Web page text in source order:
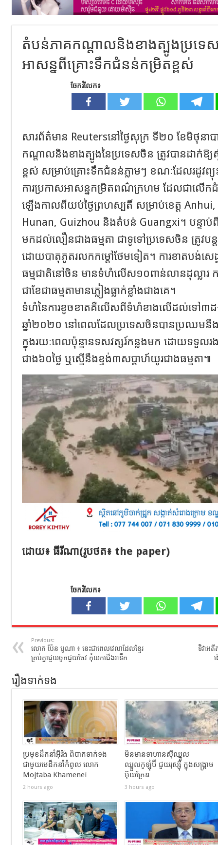
តំបន់ភាគកណ្តាលនិងខាងត្បូងប្រទេ
អាសន្នពីគ្រោះទឹកជំនន់កម្រិតខ្ពស់
ចែករំលែក៖
សារព័ត៌មាន Reutersនៅថ្ងៃសុក្រ ទី២០ ខែមិថុនា
កណ្តាលនិងខាងត្បូងនៃប្រទេសចិន ត្រូវបានដាក់ឱ្យ
ខ្ពស់ សម្រាប់គ្រោះទឹកជំនន់ភ្លាមៗ ខណៈដែលរដូ
ការប្រកាសអាសន្នកម្រិតពណ៌ក្រហម ដែលជាលើកដំបូង
ឡើងកាលពីយប់ថ្ងៃព្រហស្បតិ៍ សម្រាប់ខេត្ត
Hunan, Guizhou និងតំបន់ Guangxi។ បន្ទាប់ពី
មកដល់លឿនជាងធម្មតា ជាទូទៅប្រទេសចិន ត្រូវបន្
ដោយបាតុភូតរលកកម្តៅថែមទៀត។ ការខាតបង់សេដ្
ធម្មជាតិនៅចិន មានទំហំលើស១០ពាន់លានដុល្លារ ក
ជាខែជាធម្មតាមានភ្លៀងធ្លាក់ខ្លាំងជាងគេ។
ទំហំនៃការខូចខាតគឺលើសពីទំហំខាងលើដល់ទៅ៣
ឆ្នាំ២០២០ នៅពេលដែលប្រទេសចិនបានប្រឈមនឹ
ក្នុងរយៈពេលប៉ុន្មានទសវត្សរ៍កន្លងមក ដោយទទួលរ
ជាង៦០ថ្ងៃ ឬស្មើនឹងខ្ទង់៣សប្តាហ៍យូរជាងធម្មតា៕
ដោយ៖ ធីរីណា(រូបថត​៖ the paper)
ចែករំលែក៖
Previous:
លោក ប៉ែន បូណា ៖ នេះជាពេលវេលាដែលខ្មែរ
គ្រប់គ្នាជួយចូកជួយចែវ កុំយកជើងរាទឹក
ទិវាអតី
រឿងទាក់ទង
ប្រមុខដឹកនាំអ៊ីរ៉ង់ ពិបាកទាក់ទង
ជាមួយមេដឹកនាំកំពូល លោក
Mojtaba Khamenei
2 hours ago
មិនមានទាហានស៊ីឈ្នួល
ឈ្នួលកូឡុំប៊ី ជួយរុស្ស៊ី ក្នុងសង្រ្គាម
អ៊ុយក្រែន
3 hours ago